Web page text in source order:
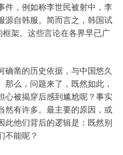
件，例如称李世民被射中，李
源自韩服。简而言之，韩国试
框架。这些言论在各界早已广
确凿的历史依据，与中国悠久
么，问题来了，既然如此，
心被揭穿后感到尴尬呢？事实
然有许多。最主要的原因，或
此他们背后的逻辑是：既然别
不能呢？